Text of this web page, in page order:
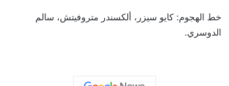
خط الهجوم: كايو سيزر، ألكسندر متروفيتش، سالم
الدوسري.